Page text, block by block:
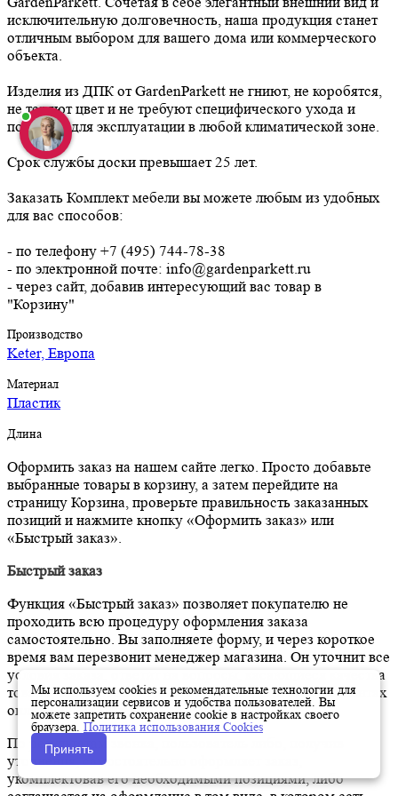
исключительную долговечность, наша продукция станет
отличным выбором для вашего дома или коммерческого
объекта.
Изделия из ДПК от GardenParkett не гниют, не коробятся,
не теряют цвет и не требуют специфического ухода и
подходят для эксплуатации в любой климатической зоне.
Срок службы доски превышает 25 лет.
Заказать Комплект мебели вы можете любым из удобных
для вас способов:
- по телефону +7 (495) 744-78-38
- по электронной почте: info@gardenparkett.ru
- через сайт, добавив интересующий вас товар в
"Корзину"
Производство
Keter, Европа
Материал
Пластик
Длина
Оформить заказ на нашем сайте легко. Просто добавьте
выбранные товары в корзину, а затем перейдите на
страницу Корзина, проверьте правильность заказанных
позиций и нажмите кнопку «Оформить заказ» или
«Быстрый заказ».
Быстрый заказ
Функция «Быстрый заказ» позволяет покупателю не
проходить всю процедуру оформления заказа
самостоятельно. Вы заполняете форму, и через короткое
время вам перезвонит менеджер магазина. Он уточнит все
условия заказа, ответит на вопросы, касающиеся качества
товара, его особенностей. А также подскажет о вариантах
оплаты и доставки.
По результатам звонка, пользователь либо, получив
уточнения, самостоятельно оформляет заказ,
укомплектовав его необходимыми позициями, либо
Мы используем cookies и рекомендательные технологии для
персонализации сервисов и удобства пользователей. Вы
можете запретить сохранение cookie в настройках своего
браузера. Политика использования Cookies
Принять